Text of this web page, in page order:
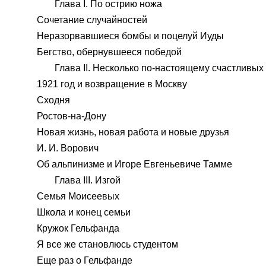
Глава I. По острию ножа
Сочетание случайностей
Неразорвавшиеся бомбы и поцелуй Иуды
Бегство, обернувшееся победой
Глава II. Несколько по-настоящему счастливых
1921 год и возвращение в Москву
Сходня
Ростов-на-Дону
Новая жизнь, новая работа и новые друзья
И. И. Ворович
Об альпинизме и Игоре Евгеньевиче Тамме
Глава III. Изгой
Семья Моисеевых
Школа и конец семьи
Кружок Гельфанда
Я все же становлюсь студентом
Еще раз о Гельфанде